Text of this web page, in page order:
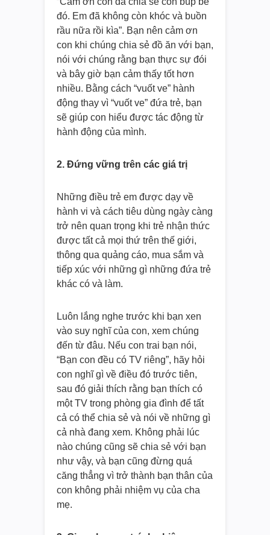
đó. Em đã không còn khóc và buồn
rầu nữa rồi kìa”. Bạn nên cảm ơn
con khi chúng chia sẻ đồ ăn với bạn,
nói với chúng rằng bạn thực sự đói
và bây giờ bạn cảm thấy tốt hơn
nhiều. Bằng cách “vuốt ve” hành
động thay vì “vuốt ve” đứa trẻ, bạn
sẽ giúp con hiểu được tác động từ
hành động của mình.
2. Đứng vững trên các giá trị
Những điều trẻ em được dạy về
hành vi và cách tiêu dùng ngày càng
trở nên quan trọng khi trẻ nhận thức
được tất cả mọi thứ trên thế giới,
thông qua quảng cáo, mua sắm và
tiếp xúc với những gì những đứa trẻ
khác có và làm.
Luôn lắng nghe trước khi bạn xen
vào suy nghĩ của con, xem chúng
đến từ đâu. Nếu con trai bạn nói,
“Bạn con đều có TV riêng”, hãy hỏi
con nghĩ gì về điều đó trước tiên,
sau đó giải thích rằng bạn thích có
một TV trong phòng gia đình để tất
cả có thể chia sẻ và nói về những gì
cả nhà đang xem. Không phải lúc
nào chúng cũng sẽ chia sẻ với bạn
như vậy, và bạn cũng đừng quá
căng thẳng vì trở thành bạn thân của
con không phải nhiệm vụ của cha
mẹ.